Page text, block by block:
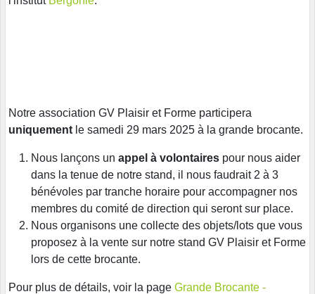
Notre association GV Plaisir et Forme participera
uniquement le samedi 29 mars 2025 à la grande brocante.
Nous lançons un appel à volontaires pour nous aider
dans la tenue de notre stand, il nous faudrait 2 à 3
bénévoles par tranche horaire pour accompagner nos
membres du comité de direction qui seront sur place.
Nous organisons une collecte des objets/lots que vous
proposez à la vente sur notre stand GV Plaisir et Forme
lors de cette brocante.
Pour plus de détails, voir la page Grande Brocante -